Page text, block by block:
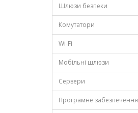
Шлюзи безпеки
Комутатори
Wi-Fi
Мобільні шлюзи
Сервери
Програмне забезпечення